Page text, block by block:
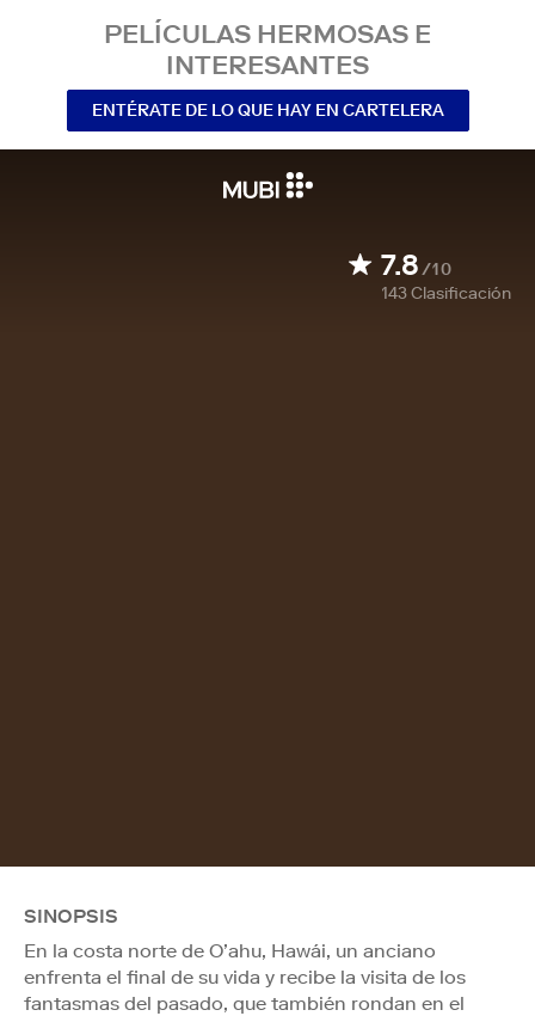
PELÍCULAS HERMOSAS E
INTERESANTES
ENTÉRATE DE LO QUE HAY EN CARTELERA
7.8/10
143Clasificación
SINOPSIS
En la costa norte de O’ahu, Hawái, un anciano
enfrenta el final de su vida y recibe la visita de los
fantasmas del pasado, que también rondan en el